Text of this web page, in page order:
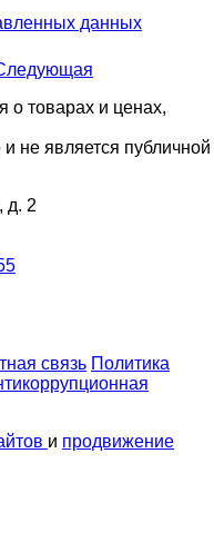
данных
товарах и ценах,
не является публичной
д. 2
связь Политика
и продвижение